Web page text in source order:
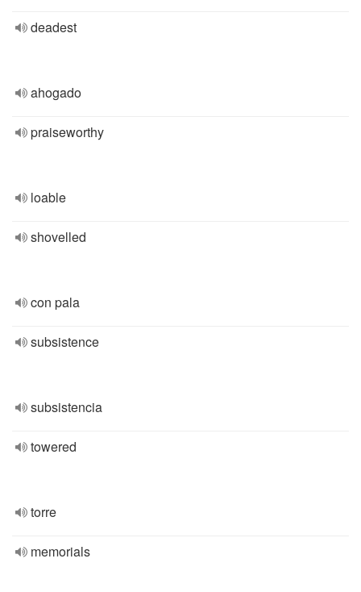
deadest
ahogado
praiseworthy
loable
shovelled
con pala
subsistence
subsistencia
towered
torre
memorials